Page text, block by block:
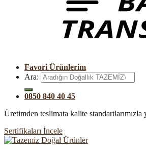
Favori Ürünlerim
Ara:
0850 840 40 45
Üretimden teslimata kalite standartlarımızla
Sertifikaları İncele